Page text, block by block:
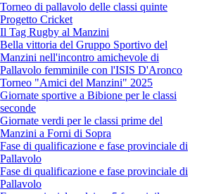
Torneo di pallavolo delle classi quinte
Progetto Cricket
Il Tag Rugby al Manzini
Bella vittoria del Gruppo Sportivo del
Manzini nell'incontro amichevole di
Pallavolo femminile con l'ISIS D'Aronco
Torneo "Amici del Manzini" 2025
Giornate sportive a Bibione per le classi
seconde
Giornate verdi per le classi prime del
Manzini a Forni di Sopra
Fase di qualificazione e fase provinciale di
Pallavolo
Fase di qualificazione e fase provinciale di
Pallavolo